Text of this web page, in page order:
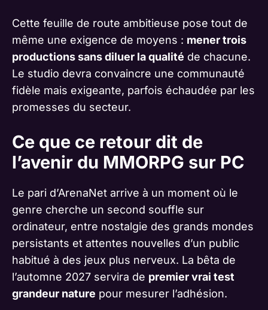
Cette feuille de route ambitieuse pose tout de
même une exigence de moyens : mener trois
productions sans diluer la qualité de chacune.
Le studio devra convaincre une communauté
fidèle mais exigeante, parfois échaudée par les
promesses du secteur.
Ce que ce retour dit de
l’avenir du MMORPG sur PC
Le pari d’ArenaNet arrive à un moment où le
genre cherche un second souffle sur
ordinateur, entre nostalgie des grands mondes
persistants et attentes nouvelles d’un public
habitué à des jeux plus nerveux. La bêta de
l’automne 2027 servira de premier vrai test
grandeur nature pour mesurer l’adhésion.